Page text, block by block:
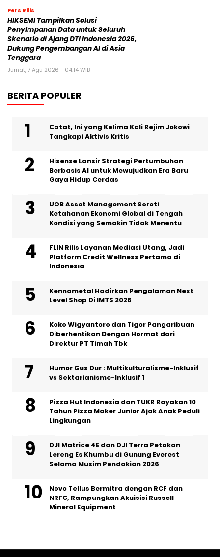
Pers Rilis
HIKSEMI Tampilkan Solusi
Penyimpanan Data untuk Seluruh
Skenario di Ajang DTI Indonesia 2026,
Dukung Pengembangan AI di Asia
Tenggara
Jumat, 7 Agu 2026 - 04:14 WIB
BERITA POPULER
Catat, Ini yang Kelima Kali Rejim Jokowi
Tangkapi Aktivis Kritis
Hisense Lansir Strategi Pertumbuhan
Berbasis AI untuk Mewujudkan Era Baru
Gaya Hidup Cerdas
UOB Asset Management Soroti
Ketahanan Ekonomi Global di Tengah
Kondisi yang Semakin Tidak Menentu
FLIN Rilis Layanan Mediasi Utang, Jadi
Platform Credit Wellness Pertama di
Indonesia
Kennametal Hadirkan Pengalaman Next
Level Shop Di IMTS 2026
Koko Wigyantoro dan Tigor Pangaribuan
Diberhentikan Dengan Hormat dari
Direktur PT Timah Tbk
Humor Gus Dur : Multikulturalisme-Inklusif
vs Sektarianisme-Inklusif 1
Pizza Hut Indonesia dan TUKR Rayakan 10
Tahun Pizza Maker Junior Ajak Anak Peduli
Lingkungan
DJI Matrice 4E dan DJI Terra Petakan
Lereng Es Khumbu di Gunung Everest
Selama Musim Pendakian 2026
Novo Tellus Bermitra dengan RCF dan
NRFC, Rampungkan Akuisisi Russell
Mineral Equipment